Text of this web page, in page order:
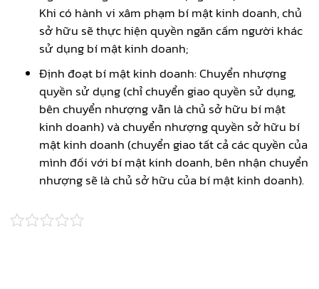
Khi có hành vi xâm phạm bí mật kinh doanh, chủ
sở hữu sẽ thực hiện quyền ngăn cấm người khác
sử dụng bí mật kinh doanh;
Định đoạt bí mật kinh doanh: Chuyển nhượng
quyền sử dụng (chỉ chuyển giao quyền sử dụng,
bên chuyển nhượng vẫn là chủ sở hữu bí mật
kinh doanh) và chuyển nhượng quyền sở hữu bí
mật kinh doanh (chuyển giao tất cả các quyền của
mình đối với bí mật kinh doanh, bên nhận chuyển
nhượng sẽ là chủ sở hữu của bí mật kinh doanh).